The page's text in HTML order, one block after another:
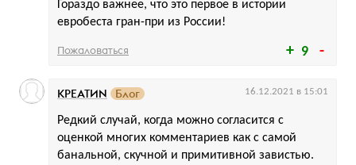
9
Гораздо важнее, что это первое в истории
евробеста гран-при из России!
Пожаловаться
Редкий случай, когда можно согласится с
оценкой многих комментариев как с самой
банальной, скучной и примитивной завистью.
КРЕАТИN Блог 16.12.2021 в 15:01